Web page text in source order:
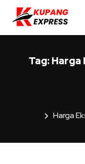
Tag: Harga
Harga